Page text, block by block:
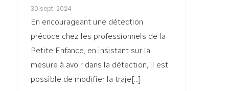
30 sept. 2024
En encourageant une détection
précoce chez les professionnels de la
Petite Enfance, en insistant sur la
mesure à avoir dans la détection, il est
possible de modifier la traje[...]